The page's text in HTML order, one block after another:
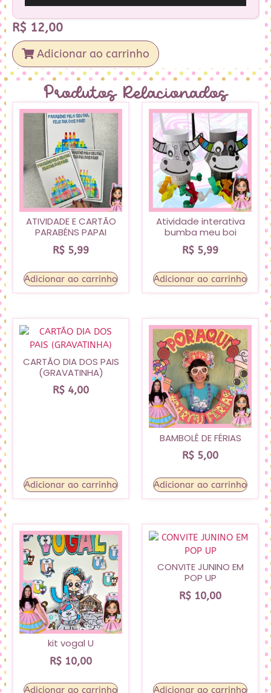
R$ 12,00
Adicionar ao carrinho
Produtos Relacionados
ATIVIDADE E CARTÃO
PARABÉNS PAPAI
R$ 5,99
Adicionar ao carrinho
Atividade interativa
bumba meu boi
R$ 5,99
Adicionar ao carrinho
CARTÃO DIA DOS PAIS
(GRAVATINHA)
R$ 4,00
Adicionar ao carrinho
BAMBOLÊ DE FÉRIAS
R$ 5,00
Adicionar ao carrinho
kit vogal U
R$ 10,00
Adicionar ao carrinho
CONVITE JUNINO EM
POP UP
R$ 10,00
Adicionar ao carrinho